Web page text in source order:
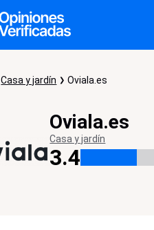
Casa y jardín Oviala.es
Oviala.es
Casa y jardín
3.4